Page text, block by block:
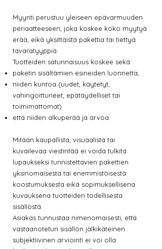
Myynti perustuu yleiseen epävarmuuden
periaatteeseen, joka koskee koko myytyä
erää, eikä yksittäistä pakettia tai tiettyä
tavaratyyppiä.
Tuotteiden satunnaisuus koskee sekä:
paketin sisältämien esineiden luonnetta,
niiden kuntoa (uudet, käytetyt,
vahingoittuneet, epätäydelliset tai
toimimattomat)
että niiden alkuperää ja arvoa.
Mitään kaupallista, visuaalista tai
kuvailevaa viestintää ei voida tulkita
lupaukseksi tunnistettavien pakettien
yksinomaisesta tai enemmistöisestä
koostumuksesta eikä sopimuksellisena
kuvauksena tuotteiden todellisesta
sisällöstä.
Asiakas tunnustaa nimenomaisesti, että
vastaanotetun sisällön jälkikäteinen
subjektiivinen arviointi ei voi olla: